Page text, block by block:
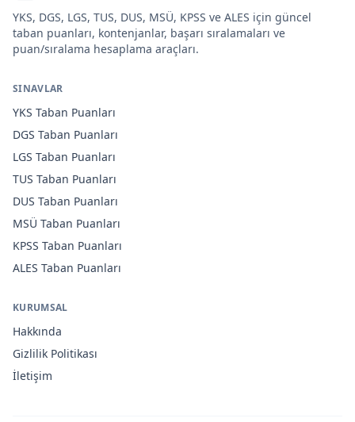
YKS, DGS, LGS, TUS, DUS, MSÜ, KPSS ve ALES için güncel
taban puanları, kontenjanlar, başarı sıralamaları ve
puan/sıralama hesaplama araçları.
SINAVLAR
YKS Taban Puanları
DGS Taban Puanları
LGS Taban Puanları
TUS Taban Puanları
DUS Taban Puanları
MSÜ Taban Puanları
KPSS Taban Puanları
ALES Taban Puanları
KURUMSAL
Hakkında
Gizlilik Politikası
İletişim